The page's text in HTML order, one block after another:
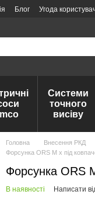
Блог Угода
Системи
точного
висіву
Головна Внесення РКД
Форсунка ORS M x під
Форсунка ORS
В наявності Написати